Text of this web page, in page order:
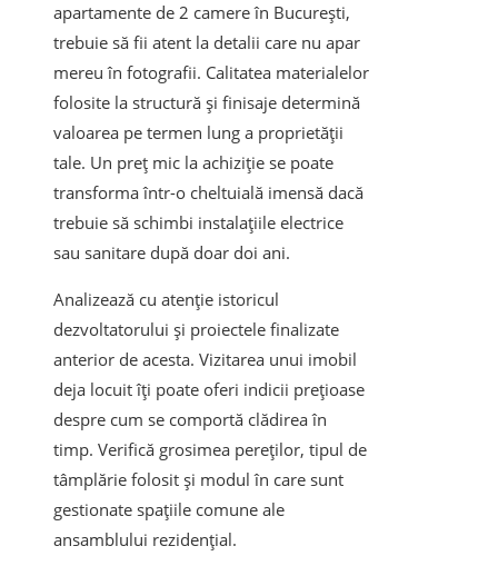
apartamente de 2 camere în București,
trebuie să fii atent la detalii care nu apar
mereu în fotografii. Calitatea materialelor
folosite la structură și finisaje determină
valoarea pe termen lung a proprietății
tale. Un preț mic la achiziție se poate
transforma într-o cheltuială imensă dacă
trebuie să schimbi instalațiile electrice
sau sanitare după doar doi ani.
Analizează cu atenție istoricul
dezvoltatorului și proiectele finalizate
anterior de acesta. Vizitarea unui imobil
deja locuit îți poate oferi indicii prețioase
despre cum se comportă clădirea în
timp. Verifică grosimea pereților, tipul de
tâmplărie folosit și modul în care sunt
gestionate spațiile comune ale
ansamblului rezidențial.